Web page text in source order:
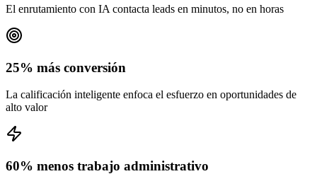
El enrutamiento con IA contacta leads en minutos, no en horas
25% más conversión
La calificación inteligente enfoca el esfuerzo en oportunidades de
alto valor
60% menos trabajo administrativo